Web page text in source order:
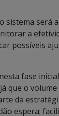
sistema será
a
possíveis
fase
que o
da
espera: